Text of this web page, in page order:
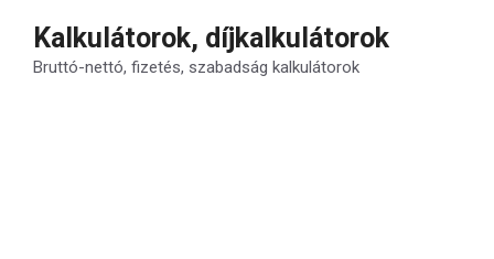
tartalomba
Kalkulátorok, díjkalkulátorok
Bruttó-nettó, fizetés, szabadság kalkulátorok